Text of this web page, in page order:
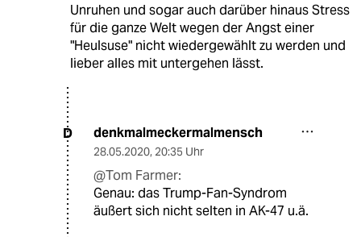
Unruhen und sogar auch darüber hinaus Stress
für die ganze Welt wegen der Angst einer
"Heulsuse" nicht wiedergewählt zu werden und
lieber alles mit untergehen lässt.
D denkmalmeckermalmensch
28.05.2020, 20:35 Uhr
@Tom Farmer:
Genau: das Trump-Fan-Syndrom
äußert sich nicht selten in AK-47 u.ä.